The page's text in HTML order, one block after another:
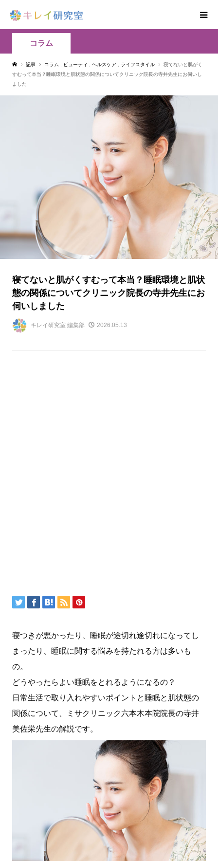
コラム
記事 コラム ビューティ ヘルスケア ライフスタイル
寝てないと肌がく
すむって本当？睡眠環境と肌状態の関係についてクリニック院長の寺井先生にお伺いし
ました
寝てないと肌がくすむって本当？睡眠環境と肌状
態の関係についてクリニック院長の寺井先生にお
伺いしました
キレイ研究室 編集部 2026.05.13
寝つきが悪かったり、睡眠が途切れ途切れになってし
まったり、睡眠に関する悩みを持たれる方は多いも
の。
どうやったらよい睡眠をとれるようになるの？
日常生活で取り入れやすいポイントと睡眠と肌状態の
関係について、ミサクリニック六本木本院院長の寺井
美佐栄先生の解説です。